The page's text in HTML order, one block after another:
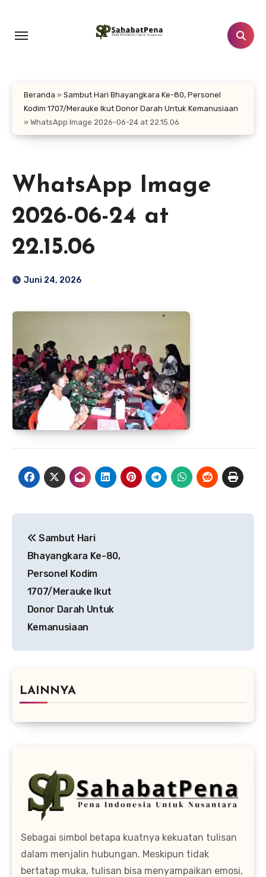
konten
Beranda » Sambut Hari Bhayangkara Ke-80, Personel
Kodim 1707/Merauke Ikut Donor Darah Untuk Kemanusiaan
» WhatsApp Image 2026-06-24 at 22.15.06
WhatsApp Image
2026-06-24 at
22.15.06
Juni 24, 2026
pos
Sambut Hari
Bhayangkara Ke-80,
Personel Kodim
1707/Merauke Ikut
Donor Darah Untuk
Kemanusiaan
LAINNYA
Sebagai simbol betapa kuatnya kekuatan tulisan
dalam menjalin hubungan. Meskipun tidak
bertatap muka, tulisan bisa menyampaikan emosi,